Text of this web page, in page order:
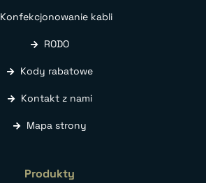
Konfekcjonowanie kabli
RODO
Kody rabatowe
Kontakt z nami
Mapa strony
Produkty